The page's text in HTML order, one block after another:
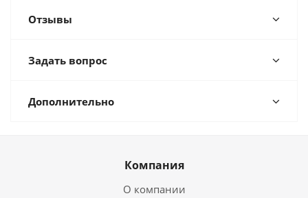
Отзывы
Задать вопрос
Дополнительно
Компания
О компании